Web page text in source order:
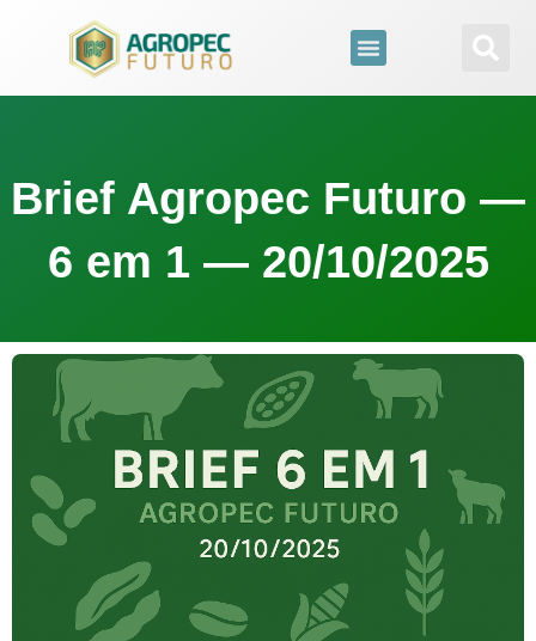
conteúdo
Brief Agropec Futuro —
6 em 1 — 20/10/2025